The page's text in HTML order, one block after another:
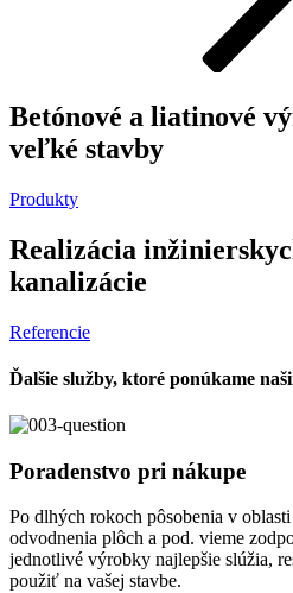
Betónové a liatinové
veľké stavby
Produkty
Realizácia
kanalizácie
Referencie
Ďalšie služby, ktoré ponúkame
Poradenstvo pri nákupe
Po dlhých rokoch pôsobenia v
odvodnenia plôch a pod. vieme
jednotlivé výrobky najlepšie slúžia,
použiť na vašej stavbe.